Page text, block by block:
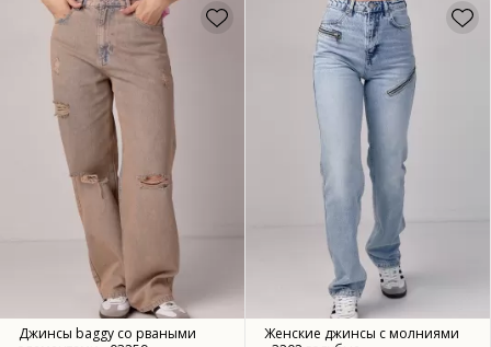
Джинсы baggy со рваными
Женские джинсы с молниями